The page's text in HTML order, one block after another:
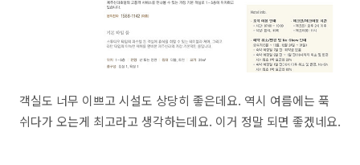
객실도 너무 이쁘고 시설도 상당히 좋은데요. 역시 여름에는 푹
쉬다가 오는게 최고라고 생각하는데요. 이거 정말 되면 좋겠네요.